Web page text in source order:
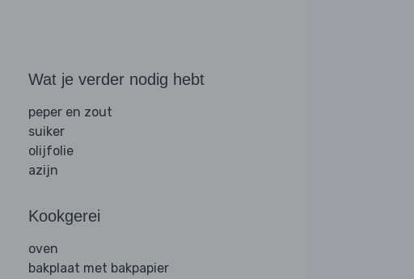
Wat je verder nodig hebt
peper en zout
suiker
olijfolie
azijn
Kookgerei
oven
bakplaat met bakpapier